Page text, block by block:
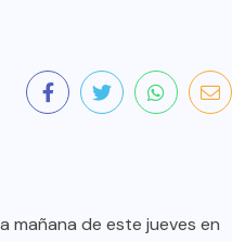
mañana de este jueves en